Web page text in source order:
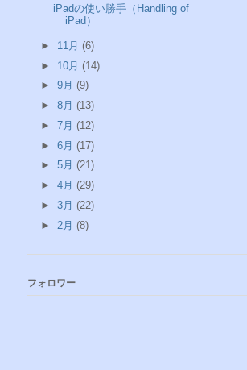
iPadの使い勝手（Handling of
iPad）
► 11月 (6)
► 10月 (14)
► 9月 (9)
► 8月 (13)
► 7月 (12)
► 6月 (17)
► 5月 (21)
► 4月 (29)
► 3月 (22)
► 2月 (8)
フォロワー